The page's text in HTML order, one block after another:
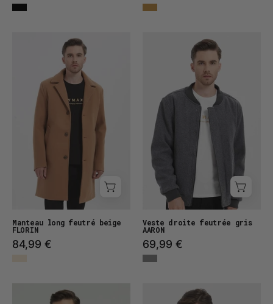
Manteau
long
feutré
FLORIN
Manteau long feutré beige
FLORIN
84,99 €
Veste
droite
feutrée
AARON
Veste droite feutrée gris
AARON
69,99 €
Veste
Manteau